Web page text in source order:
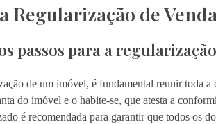
Regularização de
passos para a
de um imóvel, é fundamental reunir toda a
do imóvel e o habite-se, que atesta a
é recomendada para garantir que todos os